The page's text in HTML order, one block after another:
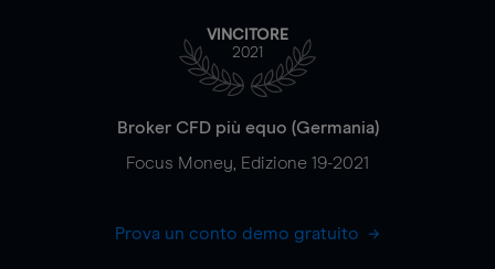
VINCITORE
2021
Broker CFD più equo (Germania)
Focus Money, Edizione 19-2021
Prova un conto demo gratuito